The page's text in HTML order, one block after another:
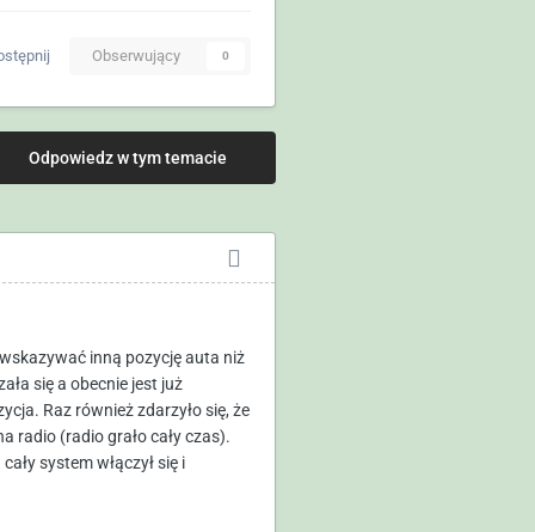
Obserwujący 0
Odpowiedz w tym temacie
inną pozycję auta niż
się a obecnie jest już
Raz również zdarzyło się, że
radio (radio grało cały czas).
system włączył się i